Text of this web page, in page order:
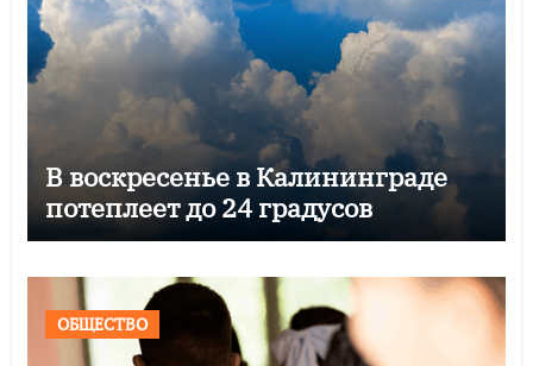
В воскресенье в Калининграде
потеплеет до 24 градусов
ОБЩЕСТВО